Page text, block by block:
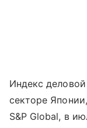
Индекс
секторе
S&P Global, в